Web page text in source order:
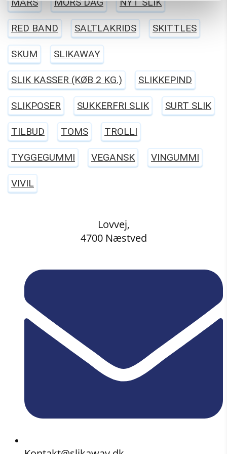
MARS MORS DAG NYT SLIK
RED BAND SALTLAKRIDS SKITTLES
SKUM SLIKAWAY
SLIK KASSER (KØB 2 KG.) SLIKKEPIND
SLIKPOSER SUKKERFRI SLIK SURT SLIK
TILBUD TOMS TROLLI
TYGGEGUMMI VEGANSK VINGUMMI
VIVIL
Lovvej,
4700 Næstved